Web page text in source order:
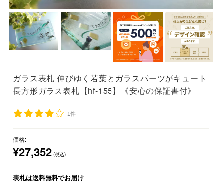
ガラス表札 伸びゆく若葉とガラスパーツがキュート
長方形ガラス表札【hf-155】《安心の保証書付》
1件
価格:
¥27,352 (税込)
表札は送料無料でお届け